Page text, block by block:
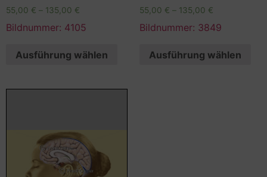
55,00 € – 135,00 €
Bildnummer: 4105
Ausführung wählen
55,00 € – 135,00 €
Bildnummer: 3849
Ausführung wählen